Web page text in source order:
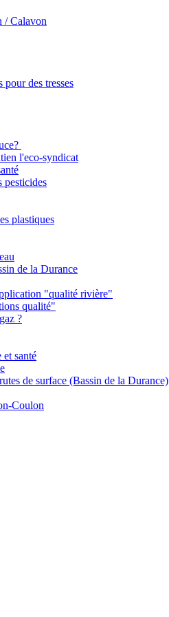
/ Calavon
pour des tresses
l'eco-syndicat
pesticides
plastiques
de la Durance
"qualité rivière"
qualité"
?
santé
de surface (Bassin de la Durance)
Coulon